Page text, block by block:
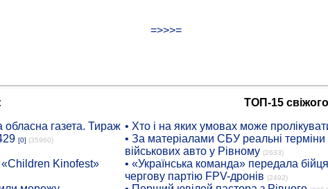
=>>>=
обласна газета. Тираж
[0] (35960)
«Children Kinofest»
ТОП-15
• Хто і на яких умовах може
• За матеріалами СБУ реальні терміни
військових авто у Рівному (2633)
• «Українська команда» передала
чергову партію FPV-дронів (2492)